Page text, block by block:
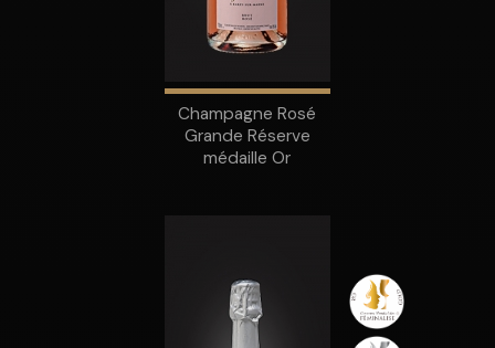
Champagne Rosé
Grande Réserve
médaille Or